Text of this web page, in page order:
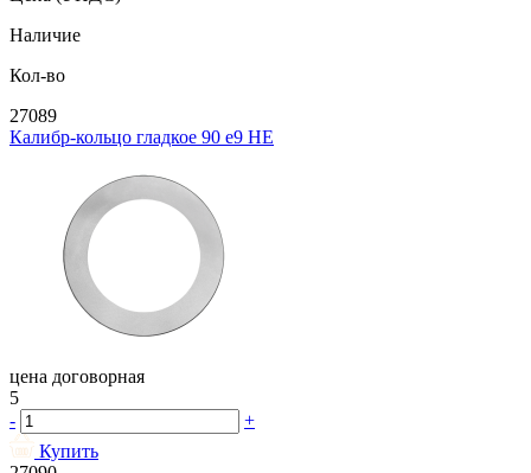
Наличие
Кол-во
27089
Калибр-кольцо гладкое 90 e9 НЕ
цена договорная
5
-
+
Купить